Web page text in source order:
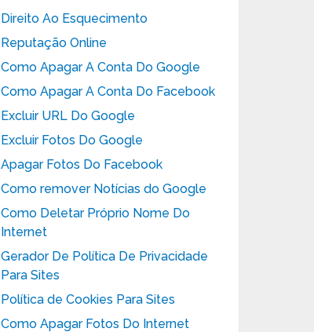
Direito Ao Esquecimento
Reputação Online
Como Apagar A Conta Do Google
Como Apagar A Conta Do Facebook
Excluir URL Do Google
Excluir Fotos Do Google
Apagar Fotos Do Facebook
Como remover Notícias do Google
Como Deletar Próprio Nome Do
Internet
Gerador De Política De Privacidade
Para Sites
Política de Cookies Para Sites
Como Apagar Fotos Do Internet